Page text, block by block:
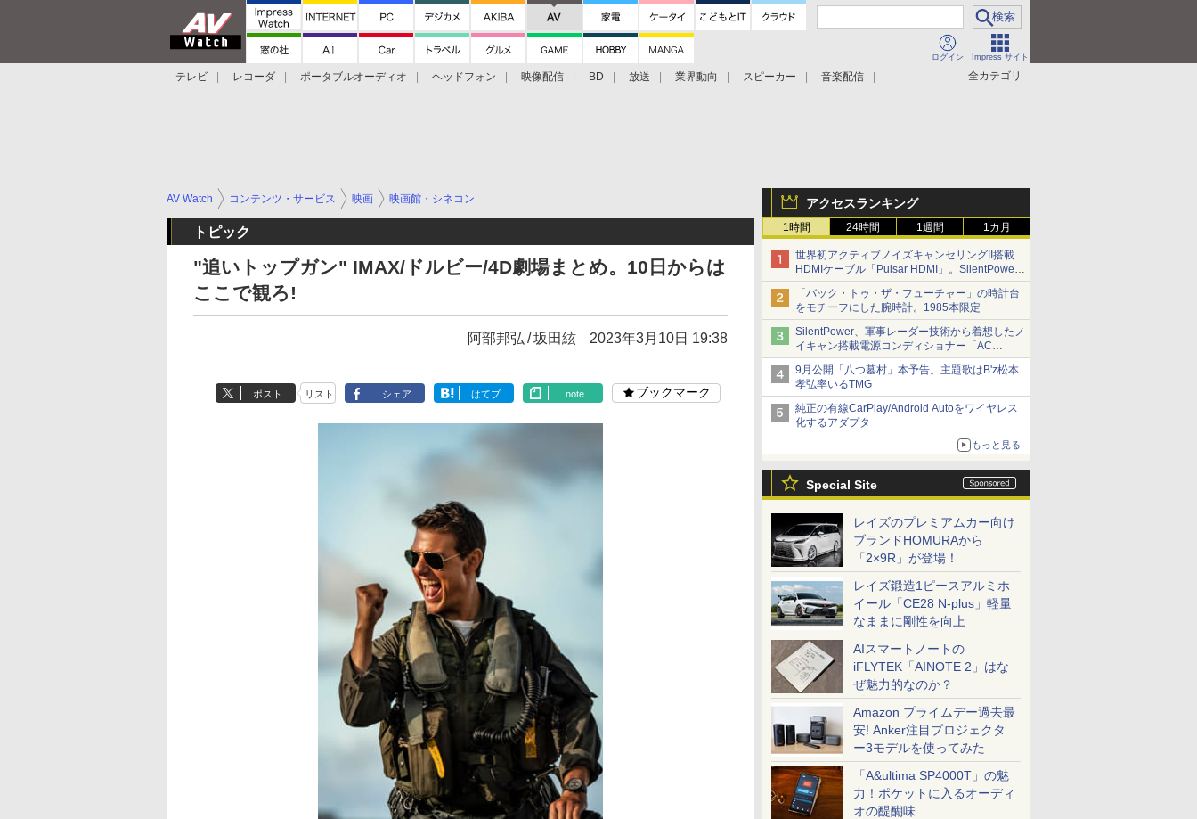
ログイン Impress サイト
全カテゴリ
テレビ レコーダ ポータブルオーディオ ヘッドフォン 映像配信 BD 放送 業界動向 スピーカー
音楽配信
アクセスランキング
1時間 24時間 1週間 1カ月
世界初アクティブノイズキャンセリングII搭載
HDMIケーブル「Pulsar HDMI」。SilentPower
から
「バック・トゥ・ザ・フューチャー」の時計台
をモチーフにした腕時計。1985本限定
SilentPower、軍事レーダー技術から着想したノ
イキャン搭載電源コンディショナー「AC
iPurifier2」
9月公開「八つ墓村」本予告。主題歌はB'z松本
孝弘率いるTMG
純正の有線CarPlay/Android Autoをワイヤレス
化するアダプタ
もっと見る
Special Site
レイズのプレミアムカー向け
ブランドHOMURAから
「2×9R」が登場！
レイズ鍛造1ピースアルミホ
イール「CE28 N-plus」軽量
なままに剛性を向上
AIスマートノートの
iFLYTEK「AINOTE 2」はな
ぜ魅力的なのか？
Amazon プライムデー過去最
安! Anker注目プロジェクタ
ー3モデルを使ってみた
「A&ultima SP4000T」の魅
力！ポケットに入るオーディ
オの醍醐味
AV Watch コンテンツ・サービス 映画 映画館・シネコン
トピック
"追いトップガン" IMAX/ドルビー/4D劇場まとめ。10日からは
ここで観ろ!
阿部邦弘 坂田絃 2023年3月10日 19:38
ポスト リスト シェア はてブ note ブックマーク